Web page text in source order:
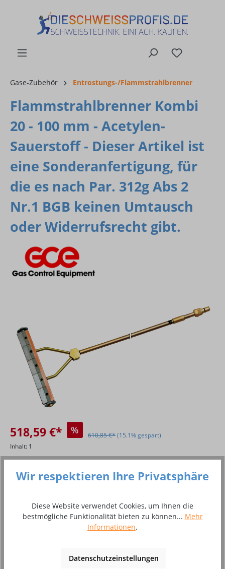
Gase-Zubehör Entrostungs-/Flammstrahlbrenner
Flammstrahlbrenner Kombi
20 - 100 mm - Acetylen-
Sauerstoff - Dieser Artikel ist
eine Sonderanfertigung, für
die es nach Par. 312g Abs 2
Nr.1 BGB keinen Umtausch
oder Widerrufsrecht gibt.
518,59 €* % 610,85 €*(15.1% gespart)
Inhalt: 1
Preise inkl. MwSt. inkl. Versandkosten
Produkt Anzahl: Gib den gewünschten
In den Warenkorb
Wir respektieren Ihre Privatsphäre
Diese Website verwendet Cookies, um Ihnen die
bestmögliche Funktionalität bieten zu können... Mehr
Informationen.
Datenschutzeinstellungen